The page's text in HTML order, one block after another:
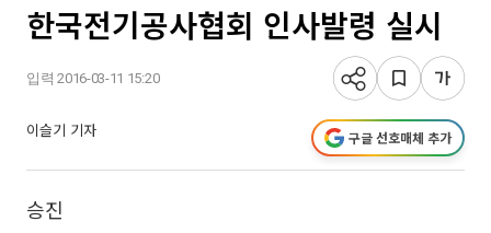
한국전기공사협회 인사발령 실시
입력 2016-03-11 15:20
이슬기 기자 구글 선호매체 추가
승진